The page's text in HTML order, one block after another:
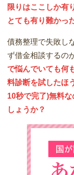
限りはここしか有
とても有り難かっ
債務整理で失敗し
ず借金相談するの
で悩んでいても何
料診断を試したほ
10秒で完了)無料
しょうか？